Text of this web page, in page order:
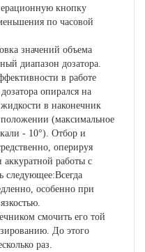
кнопку
по часовой
значений объема
диапазон дозатора.
в работе
опирался на
в наконечник
положении (максимальное
- 10°). Отбор и
оперируя
работы с
следующее:Всегда
особенно при
смочить его той
До этого
раз.